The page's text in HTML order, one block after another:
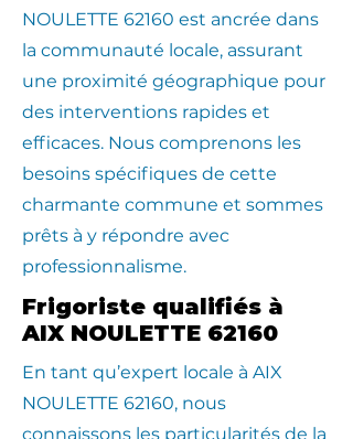
NOULETTE 62160 est ancrée dans
la communauté locale, assurant
une proximité géographique pour
des interventions rapides et
efficaces. Nous comprenons les
besoins spécifiques de cette
charmante commune et sommes
prêts à y répondre avec
professionnalisme.
Frigoriste qualifiés à
AIX NOULETTE 62160
En tant qu’expert locale à AIX
NOULETTE 62160, nous
connaissons les particularités de la